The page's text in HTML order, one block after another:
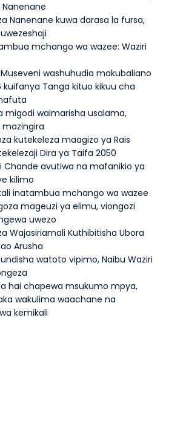
Nanenane kuwa darasa la fursa,
mchango wa wazee: Waziri
Museveni washuhudia makubaliano
kuifanya Tanga kituo kikuu cha
migodi waimarisha usalama,
kutekeleza maagizo ya Rais
Dira ya Taifa 2050
Chande avutiwa na mafanikio ya
kilimo
inatambua mchango wa wazee
mageuzi ya elimu, viongozi
uwezo
Wajasiriamali Kuthibitisha Ubora
Arusha
watoto vipimo, Naibu Waziri
hai chapewa msukumo mpya,
wakulima waachane na
kemikali